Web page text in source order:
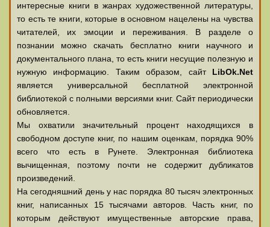
интересные книги в жанрах художественной литературы,
то есть те книги, которые в основном нацелены на чувства
читателей, их эмоции и переживания. В разделе о
познании можно скачать бесплатно книги научного и
документального плана, то есть книги несущие полезную и
нужную информацию. Таким образом, сайт LibOk.Net
является универсальной бесплатной электронной
библиотекой с полными версиями книг. Сайт периодически
обновляется.
Мы охватили значительный процент находящихся в
свободном доступе книг, по нашим оценкам, порядка 90%
всего что есть в Рунете. Электронная библиотека
вычищенная, поэтому почти не содержит дубликатов
произведений.
На сегодняшний день у нас порядка 80 тысяч электронных
книг, написанных 15 тысячами авторов. Часть книг, по
которым действуют имущественные авторские права,